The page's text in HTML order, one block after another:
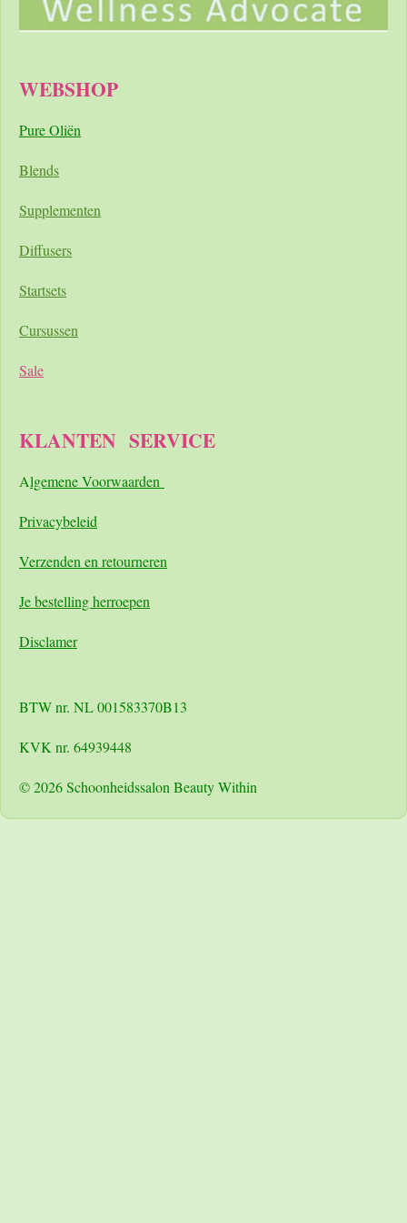
WEBSHOP
Pure Oliën
Blends
Supplementen
Diffusers
Startsets
Cursussen
Sale
KLANTEN SERVICE
Algemene Voorwaarden
Privacybeleid
Verzenden en retourneren
Je bestelling herroepen
Disclamer
BTW nr. NL 001583370B13
KVK nr. 64939448
© 2026 Schoonheidssalon Beauty Within